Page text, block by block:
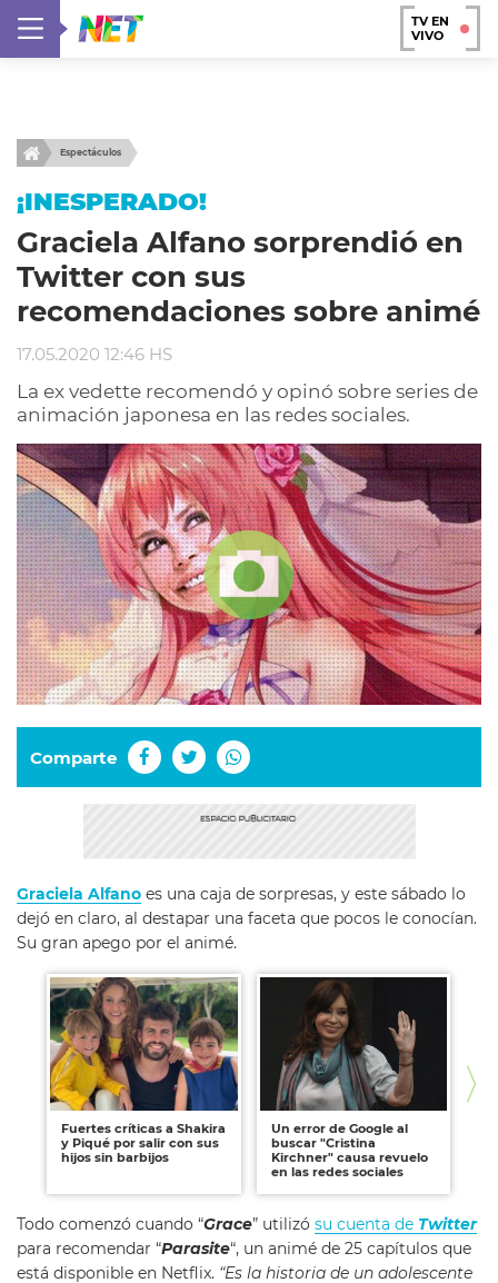
TV EN
VIVO
Espectáculos
¡INESPERADO!
Graciela Alfano sorprendió en
Twitter con sus
recomendaciones sobre animé
17.05.2020 12:46 HS
La ex vedette recomendó y opinó sobre series de
animación japonesa en las redes sociales.
Comparte
Graciela Alfano es una caja de sorpresas, y este sábado lo
dejó en claro, al destapar una faceta que pocos le conocían.
Su gran apego por el animé.
Fuertes críticas a Shakira
y Piqué por salir con sus
hijos sin barbijos
Un error de Google al
buscar "Cristina
Kirchner" causa revuelo
en las redes sociales
Todo comenzó cuando “Grace” utilizó su cuenta de Twitter
para recomendar “Parasite“, un animé de 25 capítulos que
está disponible en Netflix. “Es la historia de un adolescente